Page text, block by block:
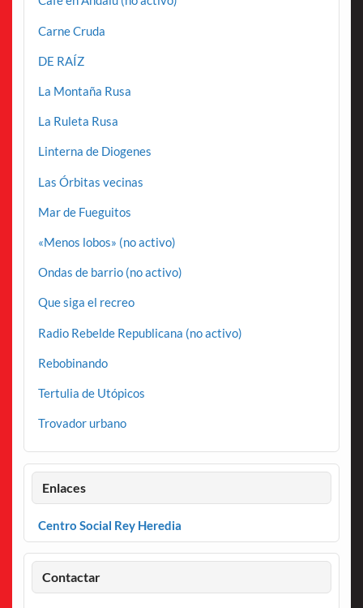
Carne Cruda
DE RAÍZ
La Montaña Rusa
La Ruleta Rusa
Linterna de Diogenes
Las Órbitas vecinas
Mar de Fueguitos
«Menos lobos» (no activo)
Ondas de barrio (no activo)
Que siga el recreo
Radio Rebelde Republicana (no activo)
Rebobinando
Tertulia de Utópicos
Trovador urbano
Enlaces
Centro Social Rey Heredia
Contactar